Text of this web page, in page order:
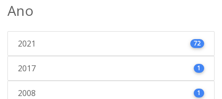
Ano
2021 72
2017 1
2008 1